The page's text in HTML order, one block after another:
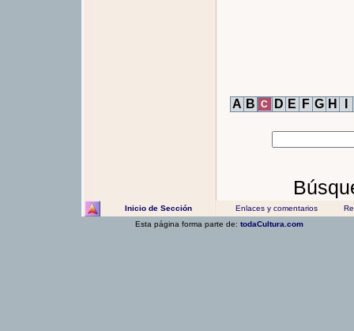
A B C D E F G H
Inicio de Sección Enlaces y comentarios
Esta página forma parte de: todaCultura.com